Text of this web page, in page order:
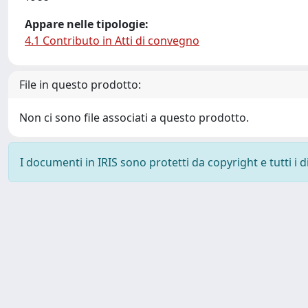
Appare nelle tipologie:
4.1 Contributo in Atti di convegno
File in questo prodotto:
Non ci sono file associati a questo prodotto.
I documenti in IRIS sono protetti da copyright e tutti i